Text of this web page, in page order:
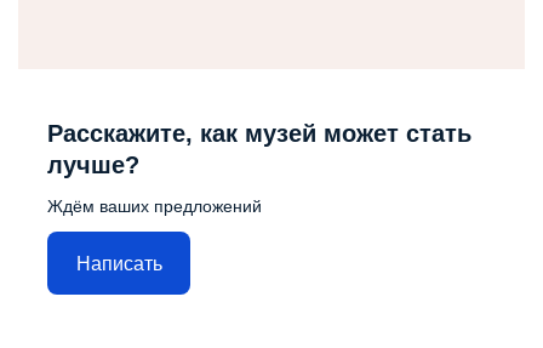
Расскажите, как музей может стать
лучше?
Ждём ваших предложений
Написать